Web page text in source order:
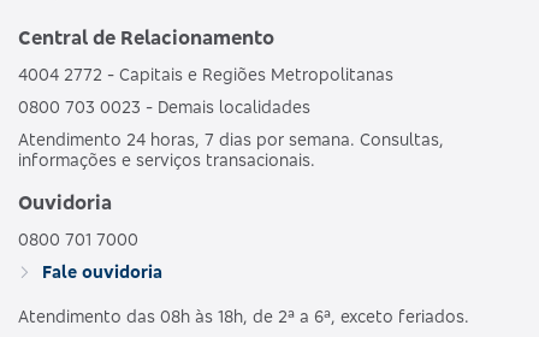
Central de Relacionamento
4004 2772 - Capitais e Regiões Metropolitanas
0800 703 0023 - Demais localidades
Atendimento 24 horas, 7 dias por semana. Consultas,
informações e serviços transacionais.
Ouvidoria
0800 701 7000
Fale ouvidoria
Atendimento das 08h às 18h, de 2ª a 6ª, exceto feriados.